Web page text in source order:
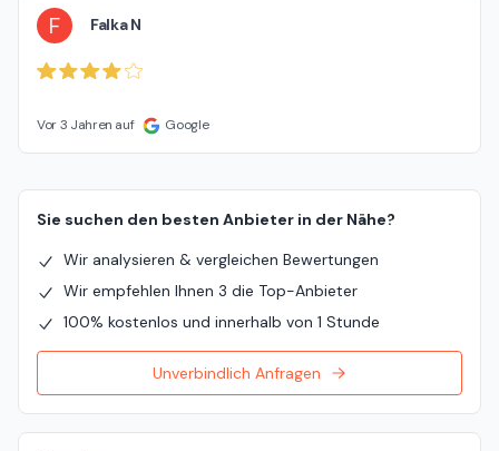
F Falka N
Vor 3 Jahren auf Google
Sie suchen den besten Anbieter in der Nähe?
Wir analysieren & vergleichen Bewertungen
Wir empfehlen Ihnen 3 die Top-Anbieter
100% kostenlos und innerhalb von 1 Stunde
Unverbindlich Anfragen